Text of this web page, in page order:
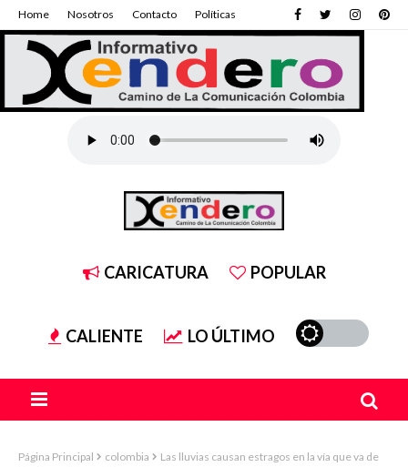
Home Nosotros Contacto Políticas
CARICATURA POPULAR
CALIENTE LO ÚLTIMO
Página Principal colombia
Las lluvias causan estragos en la vía que va de